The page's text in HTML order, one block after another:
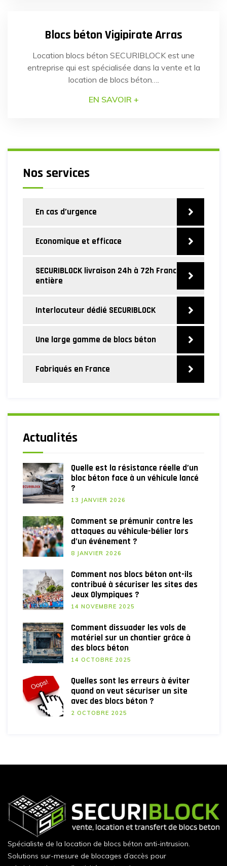
Blocs béton Vigipirate Arras
Location blocs béton SECURIBLOCK est une
entreprise qui est spécialisée dans la vente et la
location de blocs béton….
EN SAVOIR +
Nos services
En cas d’urgence
Economique et efficace
SECURIBLOCK livraison 24h à 72h France
entière
Interlocuteur dédié SECURIBLOCK
Une large gamme de blocs béton
Fabriqués en France
Actualités
Quelle est la résistance réelle d’un
bloc béton face à un véhicule lancé
?
13 JANVIER 2026
Comment se prémunir contre les
attaques au véhicule-bélier lors
d’un événement ?
8 JANVIER 2026
Comment nos blocs béton ont-ils
contribué à sécuriser les sites des
Jeux Olympiques ?
14 NOVEMBRE 2025
Comment dissuader les vols de
matériel sur un chantier grâce à
des blocs béton
14 OCTOBRE 2025
Quelles sont les erreurs à éviter
quand on veut sécuriser un site
avec des blocs béton ?
2 OCTOBRE 2025
Spécialiste de la location de blocs béton anti-intrusion.
Solutions sur-mesure de blocages d’accès pour